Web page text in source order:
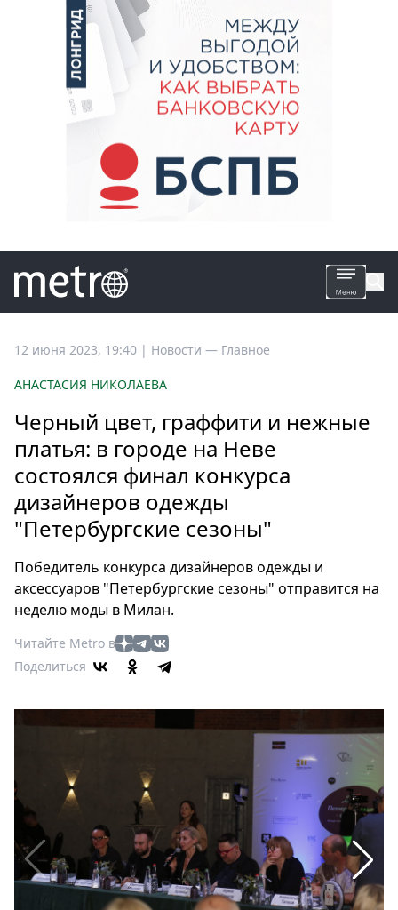
Все
Россия
Мир
Здоровье
Еда
Туризм
Мода
Театр
Кино
Афиша
Книги
Выставки
Спецпроекты
Звезды
Выборы
2026
Скачай
12 июня 2023, 19:40 | Новости — Главное
АНАСТАСИЯ НИКОЛАЕВА
Черный цвет, граффити и нежные
платья: в городе на Неве
состоялся финал конкурса
дизайнеров одежды
"Петербургские сезоны"
Победитель конкурса дизайнеров одежды и
аксессуаров "Петербургские сезоны" отправится на
неделю моды в Милан.
Читайте Metro в
Поделиться